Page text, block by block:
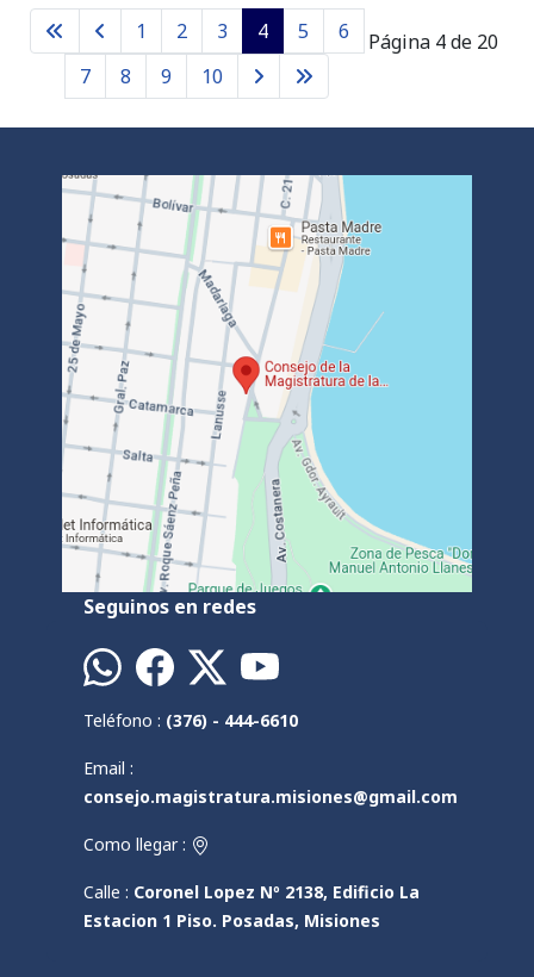
Página 4 de 20
1 2 3 4 5
6
7
8 9 10
Seguinos en redes
Teléfono : (376) - 444-6610
Email :
consejo.magistratura.misiones@gmail.com
Como llegar :
Calle : Coronel Lopez Nº 2138, Edificio La
Estacion 1 Piso. Posadas, Misiones